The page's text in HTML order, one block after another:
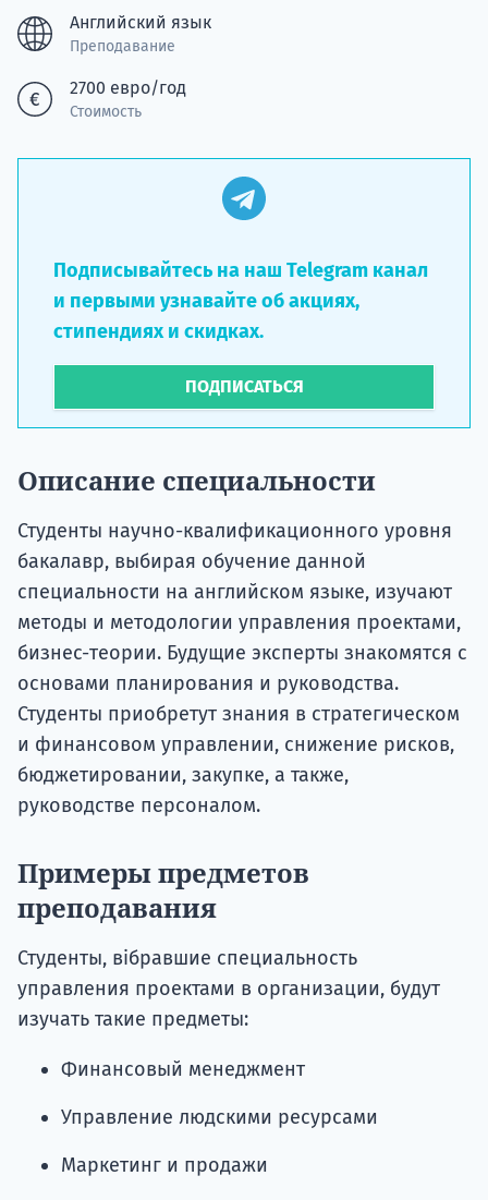
Английский язык
Преподавание
2700 евро/год
Стоимость
Подписывайтесь на наш Telegram канал
и первыми узнавайте об акциях,
стипендиях и скидках.
ПОДПИСАТЬСЯ
Описание специальности
Студенты научно-квалификационного уровня
бакалавр, выбирая обучение данной
специальности на английском языке, изучают
методы и методологии управления проектами,
бизнес-теории. Будущие эксперты знакомятся с
основами планирования и руководства.
Студенты приобретут знания в стратегическом
и финансовом управлении, снижение рисков,
бюджетировании, закупке, а также,
руководстве персоналом.
Примеры предметов
преподавания
Студенты, вібравшие специальность
управления проектами в организации, будут
изучать такие предметы:
Финансовый менеджмент
Управление людскими ресурсами
Маркетинг и продажи